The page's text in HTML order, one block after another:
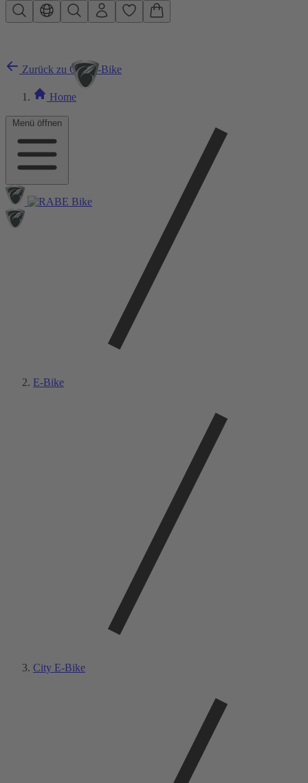
Zum Hauptinhalt springen
Menü öffnen
Zurück zu City E-Bike
Home
E-Bike
City E-Bike